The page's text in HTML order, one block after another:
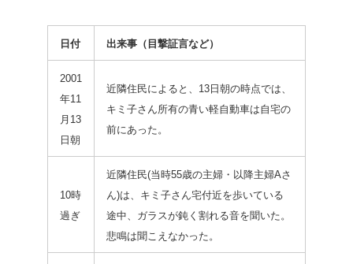
日付 出来事（目撃証言など）
2001
年11
月13
日朝
近隣住民によると、13日朝の時点では、
キミ子さん所有の青い軽自動車は自宅の
前にあった。
10時
過ぎ
近隣住民(当時55歳の主婦・以降主婦Aさ
ん)は、キミ子さん宅付近を歩いている
途中、ガラスが鈍く割れる音を聞いた。
悲鳴は聞こえなかった。